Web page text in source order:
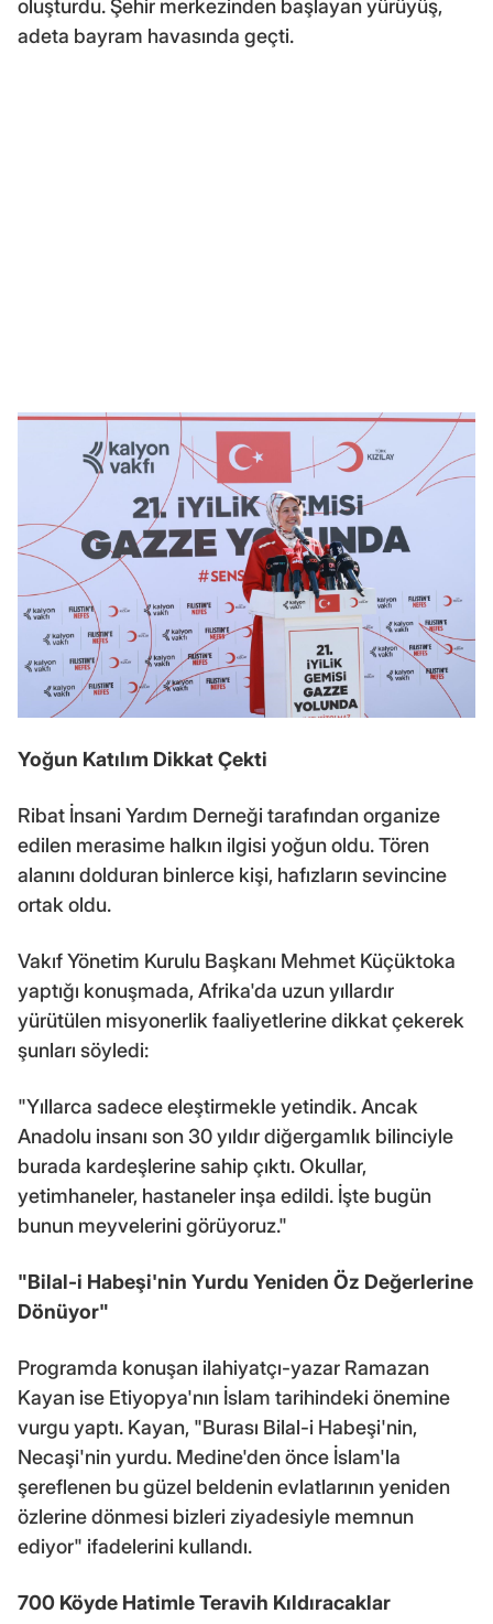
oluşturdu. Şehir merkezinden başlayan yürüyüş,
adeta bayram havasında geçti.
Yoğun Katılım Dikkat Çekti
Ribat İnsani Yardım Derneği tarafından organize
edilen merasime halkın ilgisi yoğun oldu. Tören
alanını dolduran binlerce kişi, hafızların sevincine
ortak oldu.
Vakıf Yönetim Kurulu Başkanı Mehmet Küçüktoka
yaptığı konuşmada, Afrika'da uzun yıllardır
yürütülen misyonerlik faaliyetlerine dikkat çekerek
şunları söyledi:
"Yıllarca sadece eleştirmekle yetindik. Ancak
Anadolu insanı son 30 yıldır diğergamlık bilinciyle
burada kardeşlerine sahip çıktı. Okullar,
yetimhaneler, hastaneler inşa edildi. İşte bugün
bunun meyvelerini görüyoruz."
"Bilal-i Habeşi'nin Yurdu Yeniden Öz Değerlerine
Dönüyor"
Programda konuşan ilahiyatçı-yazar Ramazan
Kayan ise Etiyopya'nın İslam tarihindeki önemine
vurgu yaptı. Kayan, "Burası Bilal-i Habeşi'nin,
Necaşi'nin yurdu. Medine'den önce İslam'la
şereflenen bu güzel beldenin evlatlarının yeniden
özlerine dönmesi bizleri ziyadesiyle memnun
ediyor" ifadelerini kullandı.
700 Köyde Hatimle Teravih Kıldıracaklar